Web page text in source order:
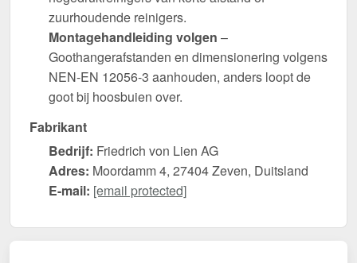
zuurhoudende reinigers.
Montagehandleiding volgen –
Goothangerafstanden en dimensionering volgens
NEN-EN 12056-3 aanhouden, anders loopt de
goot bij hoosbuien over.
Fabrikant
Bedrijf: Friedrich von Lien AG
Adres: Moordamm 4, 27404 Zeven, Duitsland
E-mail: [email protected]